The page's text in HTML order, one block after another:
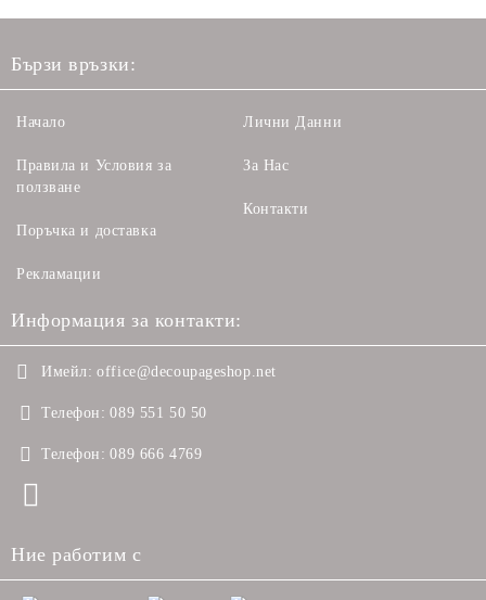
Бързи връзки:
Начало
Правила и Условия за
ползване
Поръчка и доставка
Рекламации
Лични Данни
За Нас
Контакти
Информация за контакти:
Имейл: office@decoupageshop.net
Телефон: 089 551 50 50
Телефон: 089 666 4769
Ние работим с